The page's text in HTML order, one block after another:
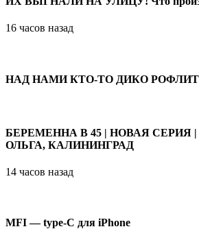
16 часов назад
НАД НАМИ КТО-ТО ДИКО
БЕРЕМЕННА В 45 | НОВАЯ СЕРИЯ
ОЛЬГА, КАЛИНИНГРАД
14 часов назад
MFI — type-C для iPhone